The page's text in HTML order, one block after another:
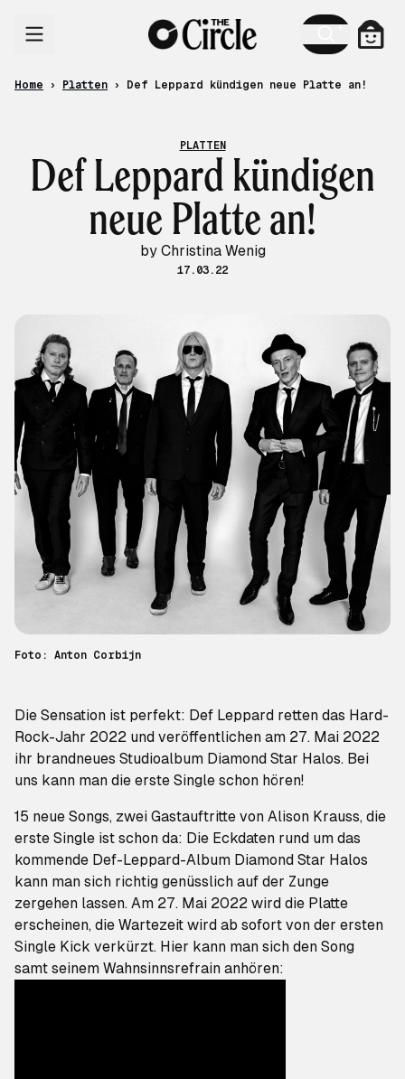
Cart
Home › Platten › Def Leppard kündigen neue Platte an!
PLATTEN
Def Leppard kündigen
neue Platte an!
by Christina Wenig
17.03.22
Foto: Anton Corbijn
Die Sensation ist perfekt: Def Leppard retten das Hard-
Rock-Jahr 2022 und veröffentlichen am 27. Mai 2022
ihr brandneues Studioalbum Diamond Star Halos. Bei
uns kann man die erste Single schon hören!
15 neue Songs, zwei Gastauftritte von Alison Krauss, die
erste Single ist schon da: Die Eckdaten rund um das
kommende Def-Leppard-Album Diamond Star Halos
kann man sich richtig genüsslich auf der Zunge
zergehen lassen. Am 27. Mai 2022 wird die Platte
erscheinen, die Wartezeit wird ab sofort von der ersten
Single Kick verkürzt. Hier kann man sich den Song
samt seinem Wahnsinnsrefrain anhören: